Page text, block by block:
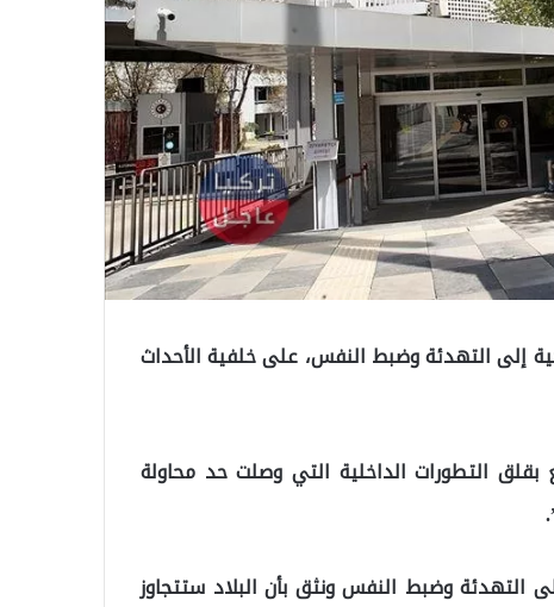
إلى التهدئة وضبط النفس، على خلفية الأحداث
بقلق التطورات الداخلية التي وصلت حد محاولة
التهدئة وضبط النفس ونثق بأن البلاد ستتجاوز